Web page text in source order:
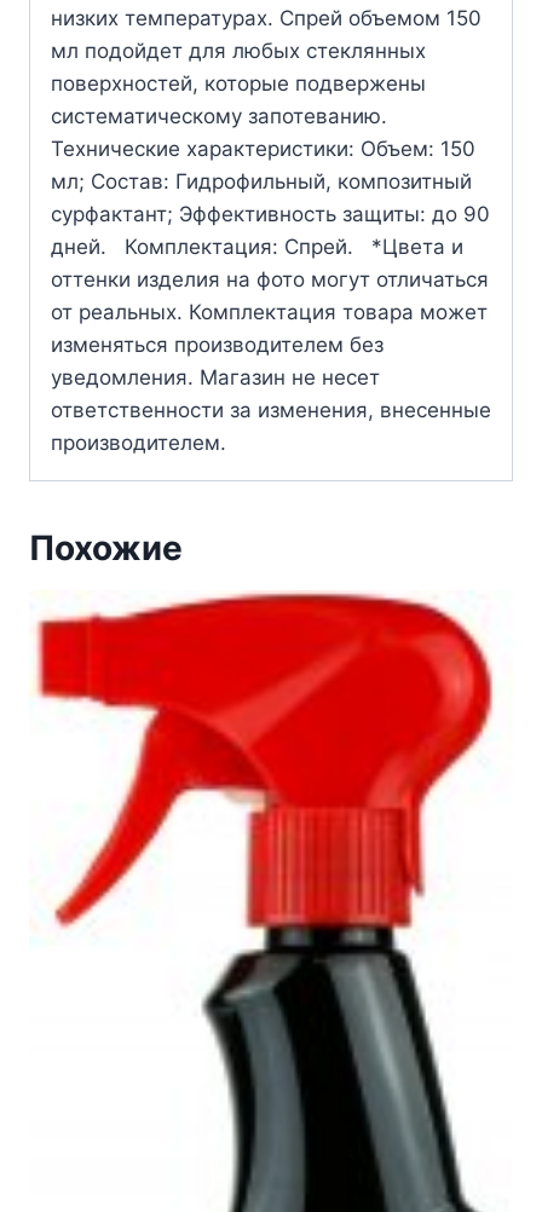
низких температурах. Спрей объемом 150
мл подойдет для любых стеклянных
поверхностей, которые подвержены
систематическому запотеванию.
Технические характеристики: Объем: 150
мл; Состав: Гидрофильный, композитный
сурфактант; Эффективность защиты: до 90
дней. Комплектация: Спрей. *Цвета и
оттенки изделия на фото могут отличаться
от реальных. Комплектация товара может
изменяться производителем без
уведомления. Магазин не несет
ответственности за изменения, внесенные
производителем.
Похожие